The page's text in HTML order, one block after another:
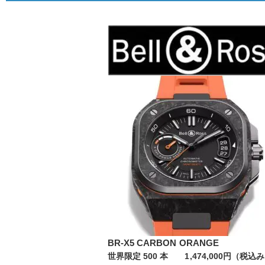
BR-X5 CARBON ORANGE
世界限定 500 本 1,474,000円（税込